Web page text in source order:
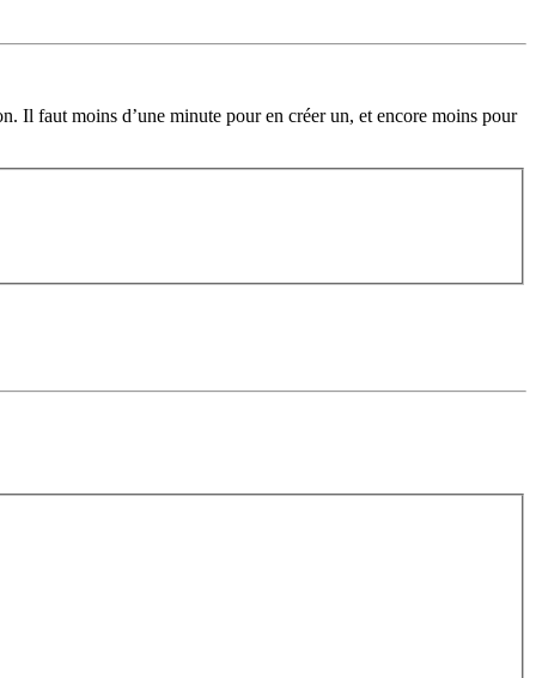
Il faut moins d’une minute pour en créer un, et encore moins pour